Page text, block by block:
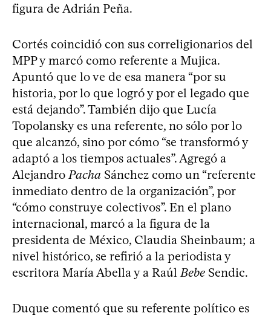
figura de Adrián Peña.
Cortés coincidió con sus correligionarios del
MPP y marcó como referente a Mujica.
Apuntó que lo ve de esa manera “por su
historia, por lo que logró y por el legado que
está dejando”. También dijo que Lucía
Topolansky es una referente, no sólo por lo
que alcanzó, sino por cómo “se transformó y
adaptó a los tiempos actuales”. Agregó a
Alejandro Pacha Sánchez como un “referente
inmediato dentro de la organización”, por
“cómo construye colectivos”. En el plano
internacional, marcó a la figura de la
presidenta de México, Claudia Sheinbaum; a
nivel histórico, se refirió a la periodista y
escritora María Abella y a Raúl Bebe Sendic.
Duque comentó que su referente político es